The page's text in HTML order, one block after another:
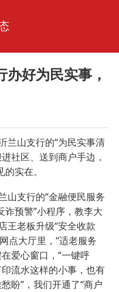
好为民实事，
山支行的“为民实事清
社区、送到商户手边，
实在。
支行的“金融便民服务
诈预警”小程序，教李大
王老板升级“安全收款
点大厅里，“适老服务
爱心窗口，“一键呼
流水这样的小事，也有
盼”，我们开通了“商户